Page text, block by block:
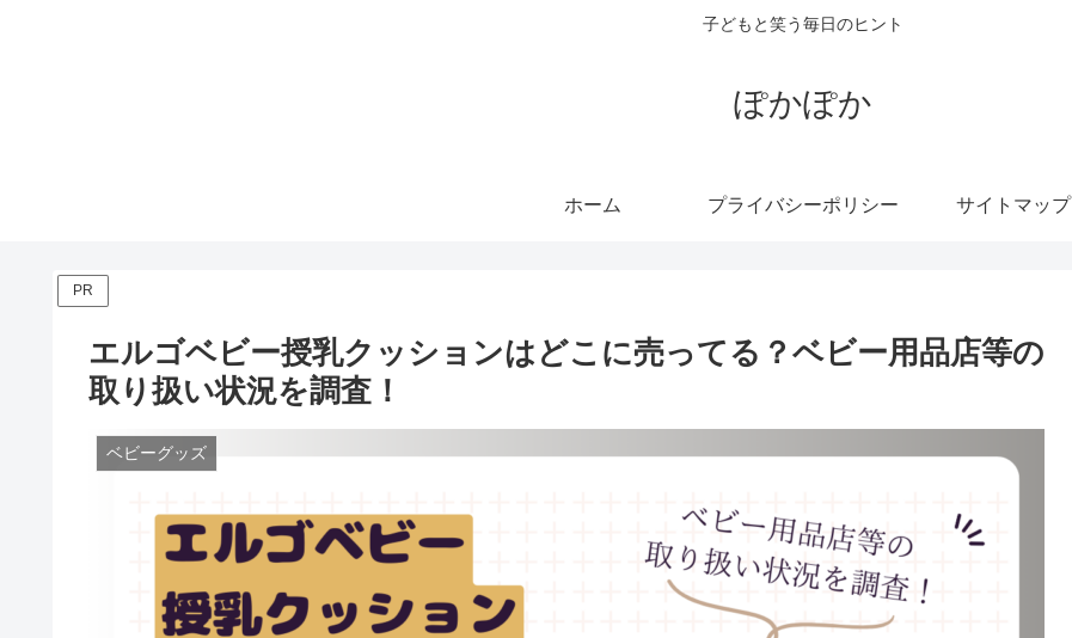
子どもと笑う毎日のヒント
ぽかぽか
ホーム プライバシーポリシー サイトマップ
PR
エルゴベビー授乳クッションはどこに売ってる？ベビー用品店等の
取り扱い状況を調査！
ベビーグッズ